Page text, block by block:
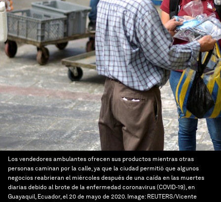
Los vendedores ambulantes ofrecen sus productos mientras otras
personas caminan por la calle, ya que la ciudad permitió que algunos
negocios reabrieran el miércoles después de una caída en las muertes
diarias debido al brote de la enfermedad coronavirus (COVID-19), en
Guayaquil, Ecuador, el 20 de mayo de 2020. Image: REUTERS/Vicente